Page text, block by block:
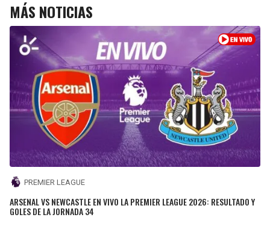
MÁS NOTICIAS
PREMIER LEAGUE
ARSENAL VS NEWCASTLE EN VIVO LA PREMIER LEAGUE 2026: RESULTADO Y
GOLES DE LA JORNADA 34